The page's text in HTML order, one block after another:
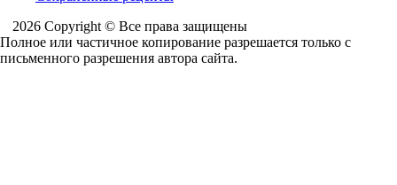
2026 Copyright © Все права защищены
Полное или частичное копирование разрешается только с
письменного разрешения автора сайта.